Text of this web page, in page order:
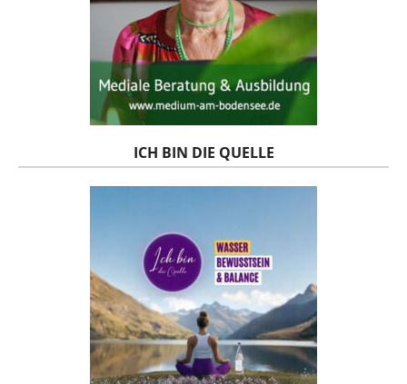
ICH BIN DIE QUELLE